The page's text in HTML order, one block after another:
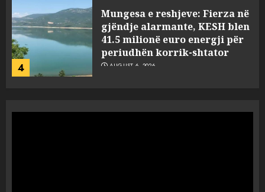
4
Mungesa e reshjeve: Fierza në
gjëndje alarmante, KESH blen
41.5 milionë euro energji për
periudhën korrik-shtator
AUGUST 6, 2026
Vera të rrezikshme: Si po e